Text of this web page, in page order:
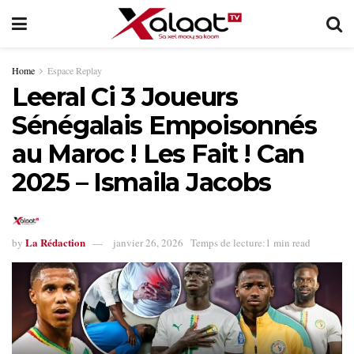
Home Espace Replay
Leeral Ci 3 Joueurs
Sénégalais Empoisonnés
au Maroc ! Les Fait ! Can
2025 – Ismaila Jacobs
by La Rédaction janvier 26, 2026 Temps de lecture:1 min read